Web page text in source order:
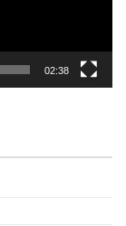
02:38